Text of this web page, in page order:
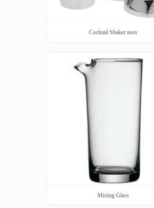
Cocktail Shaker inox
Mixing Glass